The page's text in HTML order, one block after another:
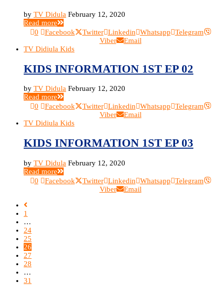
by TV Didula February 12, 2020
Read more
0
Facebook Twitter Linkedin Whatsapp
Telegram
Viber
Email
TV Didiula Kids
KIDS INFORMATION 1ST EP 02
by TV Didula February 12, 2020
Read more
0
Facebook Twitter Linkedin Whatsapp
Telegram
Viber
Email
TV Didiula Kids
KIDS INFORMATION 1ST EP 03
by TV Didula February 12, 2020
Read more
0
Facebook Twitter Linkedin Whatsapp
Telegram
Viber
Email
1
…
24
25
26
27
28
…
31